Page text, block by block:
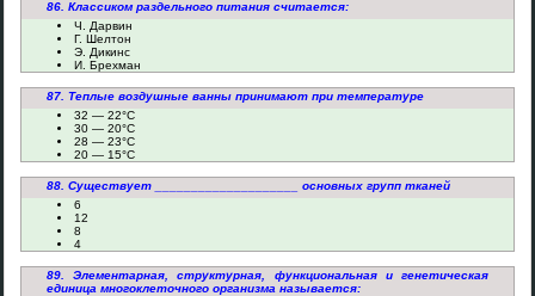
86. Классиком раздельного питания считается:
Ч. Дарвин
Г. Шелтон
Э. Дикинс
И. Брехман
87. Теплые воздушные ванны принимают при температуре
32 — 22°C
30 — 20°C
28 — 23°C
20 — 15°C
88. Существует ____________________ основных групп тканей
6
12
8
4
89. Элементарная, структурная, функциональная и генетическая
единица многоклеточного организма называется: